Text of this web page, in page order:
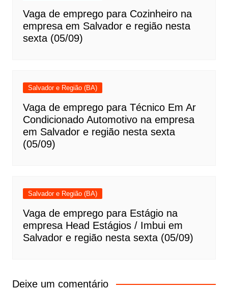
Vaga de emprego para Cozinheiro na
empresa em Salvador e região nesta
sexta (05/09)
Salvador e Região (BA)
Vaga de emprego para Técnico Em Ar
Condicionado Automotivo na empresa
em Salvador e região nesta sexta
(05/09)
Salvador e Região (BA)
Vaga de emprego para Estágio na
empresa Head Estágios / Imbui em
Salvador e região nesta sexta (05/09)
Deixe um comentário